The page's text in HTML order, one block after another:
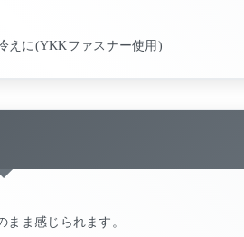
えに(YKKファスナー使用)
ま感じられます。